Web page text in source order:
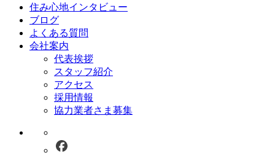
住み心地インタビュー
ブログ
よくある質問
会社案内
代表挨拶
スタッフ紹介
アクセス
採用情報
協力業者さま募集